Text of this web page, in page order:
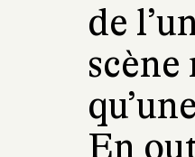
de
En